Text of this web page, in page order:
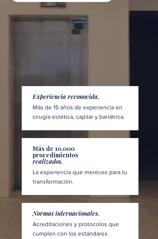
Experiencia reconocida.
Más de 15 años de experiencia en
cirugía estética, capilar y bariátrica.
Más de 10.000
procedimientos
realizados.
La experiencia que mereces para tu
transformación.
Normas internacionales.
Acreditaciones y protocolos que
cumplen con los estándares